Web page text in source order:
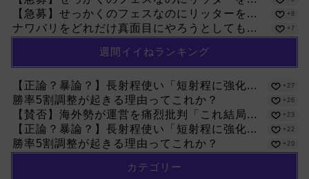
【急募】せっかくのフェスなのにリッターを... +8
ナワバリをどれだけ真面目にやろうとしても... +7
週間イイねランキング
【正論？暴論？】長射程使い「短射程に強化... +27
勝率5割調整が起きる理由ってこれか？ +26
【賛否】海外勢が運営を痛烈批判「これ結局... +23
【正論？暴論？】長射程使い「短射程に強化... +22
勝率5割調整が起きる理由ってこれか？ +20
カテゴリー